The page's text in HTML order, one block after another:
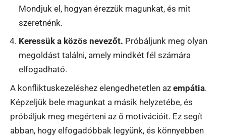
Mondjuk el, hogyan érezzük magunkat, és mit
szeretnénk.
Keressük a közös nevezőt. Próbáljunk meg olyan
megoldást találni, amely mindkét fél számára
elfogadható.
A konfliktuskezeléshez elengedhetetlen az empátia.
Képzeljük bele magunkat a másik helyzetébe, és
próbáljuk meg megérteni az ő motivációit. Ez segít
abban, hogy elfogadóbbak legyünk, és könnyebben